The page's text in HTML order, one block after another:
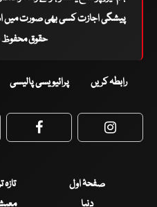
پیشگی اجازت کسی بھی صورت میں
حقوق محفوظ
رابطہ کریں پرائیویسی پالیسی
Facebook
صفحۂ اول تازہ